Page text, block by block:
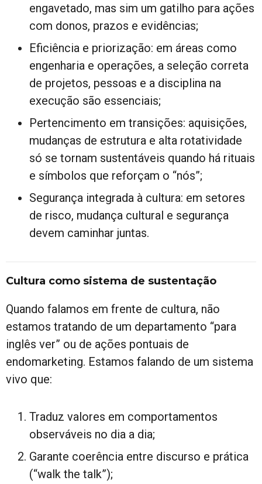
engavetado, mas sim um gatilho para ações
com donos, prazos e evidências;
Eficiência e priorização: em áreas como
engenharia e operações, a seleção correta
de projetos, pessoas e a disciplina na
execução são essenciais;
Pertencimento em transições: aquisições,
mudanças de estrutura e alta rotatividade
só se tornam sustentáveis quando há rituais
e símbolos que reforçam o “nós”;
Segurança integrada à cultura: em setores
de risco, mudança cultural e segurança
devem caminhar juntas.
Cultura como sistema de sustentação
Quando falamos em frente de cultura, não
estamos tratando de um departamento “para
inglês ver” ou de ações pontuais de
endomarketing. Estamos falando de um sistema
vivo que:
Traduz valores em comportamentos
observáveis no dia a dia;
Garante coerência entre discurso e prática
(“walk the talk”);